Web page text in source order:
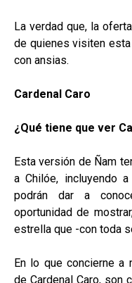
La verdad que, la
de quienes visiten
con ansias.
Cardenal Caro
¿Qué tiene que ver
Esta versión de Ñam
a Chilóe, incluyendo
podrán dar a
oportunidad de
estrella que -con toda
En lo que concierne a
de Cardenal Caro, son